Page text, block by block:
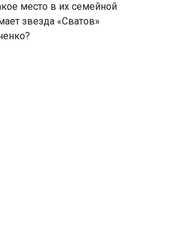
место в их семейной
звезда «Сватов»